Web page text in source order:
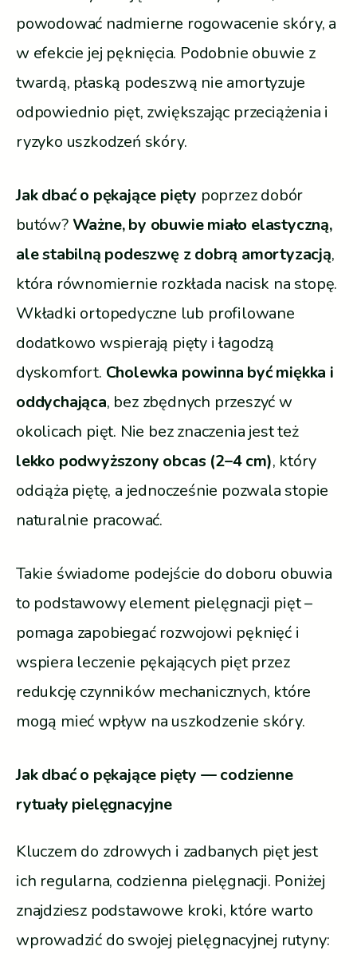
powodować nadmierne rogowacenie skóry, a
w efekcie jej pęknięcia. Podobnie obuwie z
twardą, płaską podeszwą nie amortyzuje
odpowiednio pięt, zwiększając przeciążenia i
ryzyko uszkodzeń skóry.
Jak dbać o pękające pięty poprzez dobór
butów? Ważne, by obuwie miało elastyczną,
ale stabilną podeszwę z dobrą amortyzacją,
która równomiernie rozkłada nacisk na stopę.
Wkładki ortopedyczne lub profilowane
dodatkowo wspierają pięty i łagodzą
dyskomfort. Cholewka powinna być miękka i
oddychająca, bez zbędnych przeszyć w
okolicach pięt. Nie bez znaczenia jest też
lekko podwyższony obcas (2–4 cm), który
odciąża piętę, a jednocześnie pozwala stopie
naturalnie pracować.
Takie świadome podejście do doboru obuwia
to podstawowy element pielęgnacji pięt –
pomaga zapobiegać rozwojowi pęknięć i
wspiera leczenie pękających pięt przez
redukcję czynników mechanicznych, które
mogą mieć wpływ na uszkodzenie skóry.
Jak dbać o pękające pięty — codzienne
rytuały pielęgnacyjne
Kluczem do zdrowych i zadbanych pięt jest
ich regularna, codzienna pielęgnacji. Poniżej
znajdziesz podstawowe kroki, które warto
wprowadzić do swojej pielęgnacyjnej rutyny: